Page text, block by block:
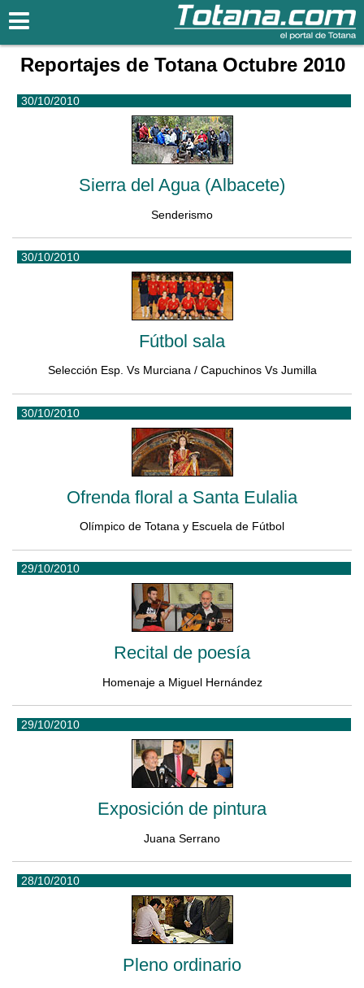
Reportajes de Totana Octubre 2010
30/10/2010
Sierra del Agua (Albacete)
Senderismo
30/10/2010
Fútbol sala
Selección Esp. Vs Murciana / Capuchinos Vs Jumilla
30/10/2010
Ofrenda floral a Santa Eulalia
Olímpico de Totana y Escuela de Fútbol
29/10/2010
Recital de poesía
Homenaje a Miguel Hernández
29/10/2010
Exposición de pintura
Juana Serrano
28/10/2010
Pleno ordinario